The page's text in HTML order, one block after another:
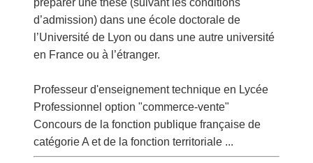
préparer une thèse (suivant les conditions
d’admission) dans une école doctorale de
l’Université de Lyon ou dans une autre université
en France ou à l’étranger.
Professeur d'enseignement technique en Lycée
Professionnel option "commerce-vente"
Concours de la fonction publique française de
catégorie A et de la fonction territoriale ...